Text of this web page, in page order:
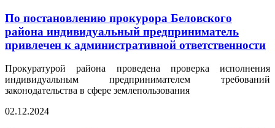
По постановлению прокурора Беловского
района индивидуальный предприниматель
привлечен к административной ответственности
Прокуратурой района проведена проверка исполнения
индивидуальным предпринимателем требований
законодательства в сфере землепользования
02.12.2024